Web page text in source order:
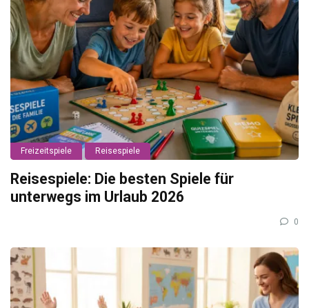
Freizeitspiele Reisespiele
Reisespiele: Die besten Spiele für
unterwegs im Urlaub 2026
0